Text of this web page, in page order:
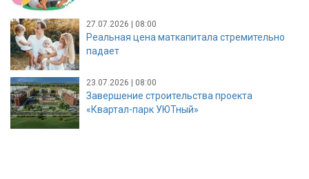
27.07.2026 | 08:00
Реальная цена маткапитала стремительно
падает
23.07.2026 | 08:00
Завершение строительства проекта
«Квартал-парк УЮТный»